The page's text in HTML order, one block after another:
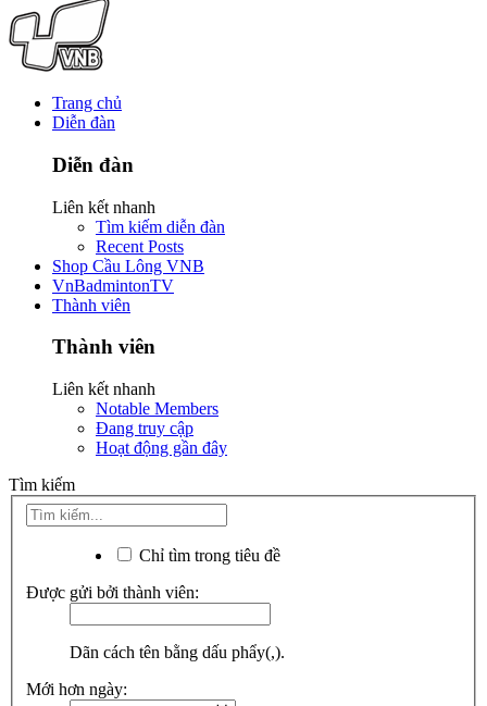
Trang chủ
Diễn đàn
Diễn đàn
Liên kết nhanh
Tìm kiếm diễn đàn
Recent Posts
Shop Cầu Lông VNB
VnBadmintonTV
Thành viên
Thành viên
Liên kết nhanh
Notable Members
Đang truy cập
Hoạt động gần đây
Tìm kiếm
Chỉ tìm trong tiêu đề
Được gửi bởi thành viên:
Dãn cách tên bằng dấu phẩy(,).
Mới hơn ngày: